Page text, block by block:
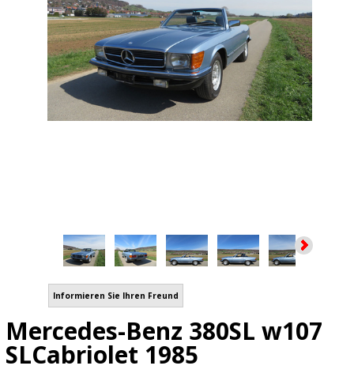
Informieren Sie Ihren Freund
Mercedes-Benz 380SL w107
SLCabriolet 1985